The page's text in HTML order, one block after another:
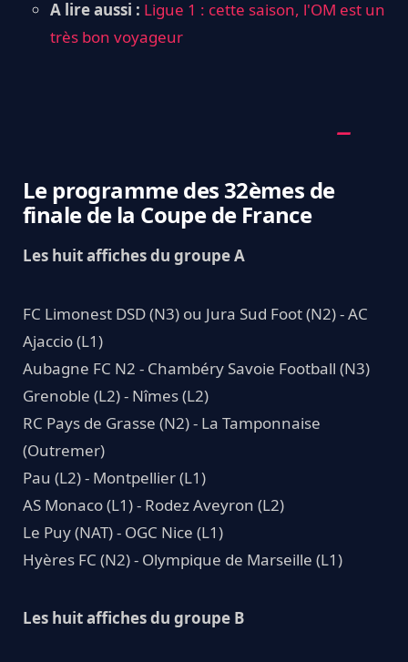
A lire aussi : Ligue 1 : cette saison, l'OM est un
très bon voyageur
Le programme des 32èmes de
finale de la Coupe de France
Les huit affiches du groupe A
FC Limonest DSD (N3) ou Jura Sud Foot (N2) - AC
Ajaccio (L1)
Aubagne FC N2 - Chambéry Savoie Football (N3)
Grenoble (L2) - Nîmes (L2)
RC Pays de Grasse (N2) - La Tamponnaise
(Outremer)
Pau (L2) - Montpellier (L1)
AS Monaco (L1) - Rodez Aveyron (L2)
Le Puy (NAT) - OGC Nice (L1)
Hyères FC (N2) - Olympique de Marseille (L1)
Les huit affiches du groupe B